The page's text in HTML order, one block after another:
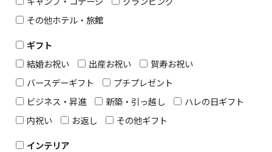
その他ホテル・旅館
ギフト
結婚お祝い
出産お祝い
賀寿お祝い
バースデーギフト
プチプレゼント
ビジネス・昇進
新築・引っ越し
ハレの日ギフト
内祝い
お返し
その他ギフト
インテリア